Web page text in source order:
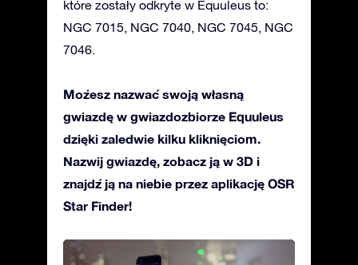
które zostały odkryte w Equuleus to:
NGC 7015, NGC 7040, NGC 7045, NGC
7046.
Możesz nazwać swoją własną
gwiazdę w gwiazdozbiorze Equuleus
dzięki zaledwie kilku kliknięciom.
Nazwij gwiazdę, zobacz ją w 3D i
znajdź ją na niebie przez aplikację OSR
Star Finder!